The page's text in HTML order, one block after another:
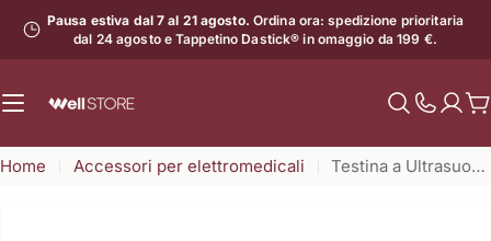
contenuto
Pausa estiva dal 7 al 21 agosto. Ordina ora: spedizione prioritaria
dal 24 agosto e Tappetino Dastick® in omaggio da 199 €.
il
Home Accessori per elettromedicali Testina a Ultrasuoni 50 mm - Wellsonic